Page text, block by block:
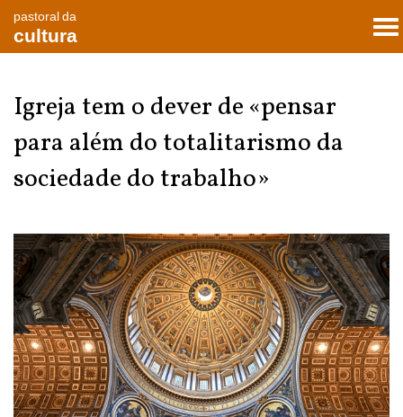
pastoral da
cultura
Igreja tem o dever de «pensar
para além do totalitarismo da
sociedade do trabalho»